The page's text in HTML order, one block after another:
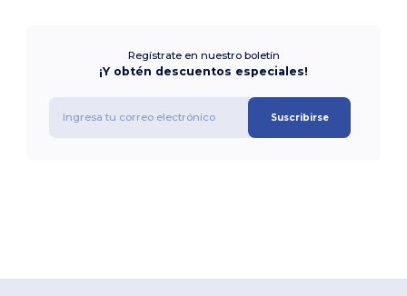
Regístrate en nuestro boletín
¡Y obtén descuentos especiales!
Suscribirse